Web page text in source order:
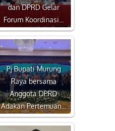
dan DPRD Gelar
Forum Koordinasi…
Pj Bupati Murung
Raya bersama
Anggota DPRD
Adakan Pertemuan…